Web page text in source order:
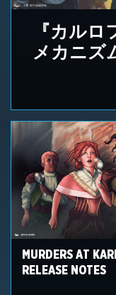
『カルロ
メカニズ
MURDERS AT
RELEASE NOTES